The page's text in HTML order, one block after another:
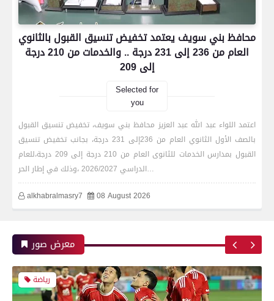
محافظ بني سويف يعتمد تخفيض تنسيق القبول بالثانوي
العام من 236 إلى 231 درجة .. والخدمات من 210 درجة
إلى 209
Selected for
you
اعتمد اللواء عبد الله عبد العزيز محافظ بني سويف، تخفيض تنسيق القبول
بالصف الأول الثانوي العام من 236إلى 231 درجة، بجانب تخفيض تنسيق
القبول بمدارس الخدمات للثانوى العام من 210 درجة إلى 209 درجة،للعام
الدراسي 2026/2027 ،وذلك في إطار الحر…
alkhabralmasry7
08 August 2026
معرض صور
رياضة
بعدسة الخبر المصري| شاهد أبرز لقطات الشوط
الأول لمباراة الزمالك واتحاد العاصمة الجزائري فى
نهائي كأس الكونفدرالية الإفريقية
رياضة
بعدسة الخبر المصري| شاهد أبرز لقطات مباراة زد و
بيراميدز فى نهائى كأس مصر
رياضة